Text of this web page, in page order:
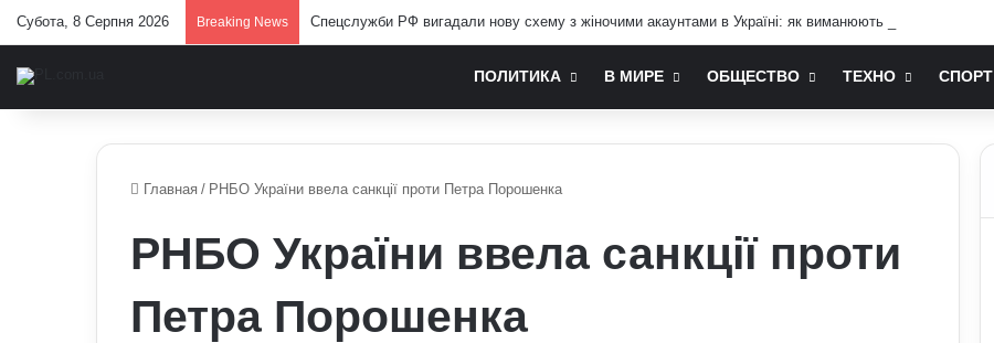
Субота, 8 Серпня 2026 Breaking News Спецслужби РФ вигадали нову схему з жіночими акаунтами в Україні: як виманюють військових
ПОЛИТИКА В МИРЕ ОБЩЕСТВО ТЕХНО СПОРТ
Главная / РНБО України ввела санкції проти Петра Порошенка
РНБО України ввела санкції проти
Петра Порошенка